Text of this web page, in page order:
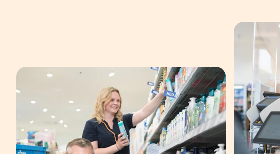
In einer Bildergalerie sind verschiedene Bilder